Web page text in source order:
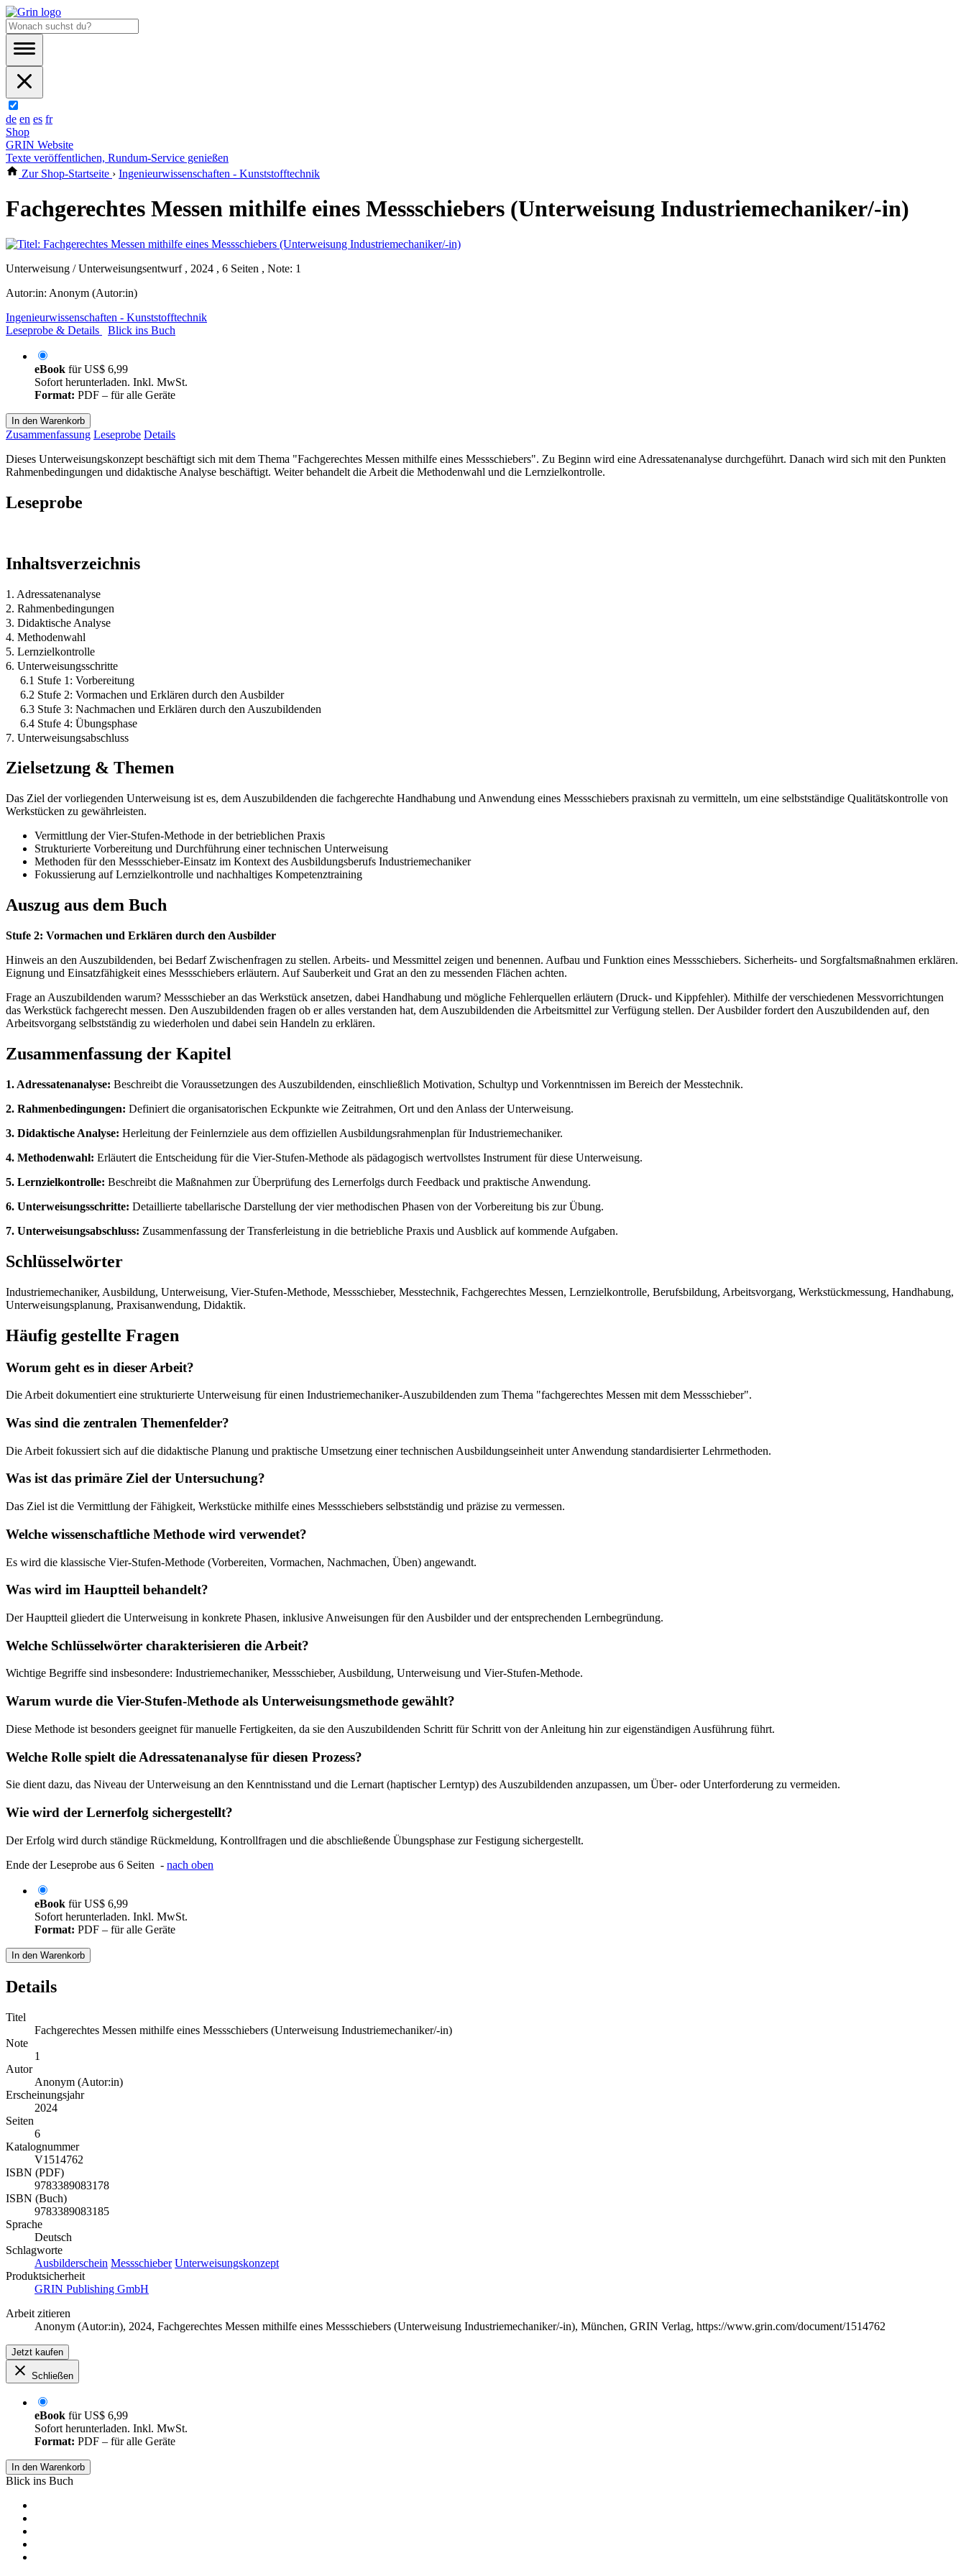
de en es fr
Shop
GRIN Website
Texte veröffentlichen, Rundum-Service genießen
Zur Shop-Startseite › Ingenieurwissenschaften - Kunststofftechnik
Fachgerechtes Messen mithilfe eines Messschiebers (Unterweisung Industriemechaniker/-in)
Unterweisung / Unterweisungsentwurf , 2024 , 6 Seiten , Note: 1
Autor:in: Anonym (Autor:in)
Ingenieurwissenschaften - Kunststofftechnik
Leseprobe & Details
Blick ins Buch
eBook fürUS$ 6,99
Sofort herunterladen. Inkl. MwSt.
Format: PDF – für alle Geräte
In den Warenkorb
Zusammenfassung Leseprobe Details
Dieses Unterweisungskonzept beschäftigt sich mit dem Thema "Fachgerechtes Messen mithilfe eines Messschiebers". Zu Beginn wird eine Adressatenanalyse durchgeführt. Danach wird sich mit den Punkten
Rahmenbedingungen und didaktische Analyse beschäftigt. Weiter behandelt die Arbeit die Methodenwahl und die Lernzielkontrolle.
Leseprobe
Inhaltsverzeichnis
1. Adressatenanalyse
2. Rahmenbedingungen
3. Didaktische Analyse
4. Methodenwahl
5. Lernzielkontrolle
6. Unterweisungsschritte
6.1 Stufe 1: Vorbereitung
6.2 Stufe 2: Vormachen und Erklären durch den Ausbilder
6.3 Stufe 3: Nachmachen und Erklären durch den Auszubildenden
6.4 Stufe 4: Übungsphase
7. Unterweisungsabschluss
Zielsetzung & Themen
Das Ziel der vorliegenden Unterweisung ist es, dem Auszubildenden die fachgerechte Handhabung und Anwendung eines Messschiebers praxisnah zu vermitteln, um eine selbstständige Qualitätskontrolle von
Werkstücken zu gewährleisten.
Vermittlung der Vier-Stufen-Methode in der betrieblichen Praxis
Strukturierte Vorbereitung und Durchführung einer technischen Unterweisung
Methoden für den Messschieber-Einsatz im Kontext des Ausbildungsberufs Industriemechaniker
Fokussierung auf Lernzielkontrolle und nachhaltiges Kompetenztraining
Auszug aus dem Buch
Stufe 2: Vormachen und Erklären durch den Ausbilder
Hinweis an den Auszubildenden, bei Bedarf Zwischenfragen zu stellen. Arbeits- und Messmittel zeigen und benennen. Aufbau und Funktion eines Messschiebers. Sicherheits- und Sorgfaltsmaßnahmen erklären.
Eignung und Einsatzfähigkeit eines Messschiebers erläutern. Auf Sauberkeit und Grat an den zu messenden Flächen achten.
Frage an Auszubildenden warum? Messschieber an das Werkstück ansetzen, dabei Handhabung und mögliche Fehlerquellen erläutern (Druck- und Kippfehler). Mithilfe der verschiedenen Messvorrichtungen
das Werkstück fachgerecht messen. Den Auszubildenden fragen ob er alles verstanden hat, dem Auszubildenden die Arbeitsmittel zur Verfügung stellen. Der Ausbilder fordert den Auszubildenden auf, den
Arbeitsvorgang selbstständig zu wiederholen und dabei sein Handeln zu erklären.
Zusammenfassung der Kapitel
1. Adressatenanalyse: Beschreibt die Voraussetzungen des Auszubildenden, einschließlich Motivation, Schultyp und Vorkenntnissen im Bereich der Messtechnik.
2. Rahmenbedingungen: Definiert die organisatorischen Eckpunkte wie Zeitrahmen, Ort und den Anlass der Unterweisung.
3. Didaktische Analyse: Herleitung der Feinlernziele aus dem offiziellen Ausbildungsrahmenplan für Industriemechaniker.
4. Methodenwahl: Erläutert die Entscheidung für die Vier-Stufen-Methode als pädagogisch wertvollstes Instrument für diese Unterweisung.
5. Lernzielkontrolle: Beschreibt die Maßnahmen zur Überprüfung des Lernerfolgs durch Feedback und praktische Anwendung.
6. Unterweisungsschritte: Detaillierte tabellarische Darstellung der vier methodischen Phasen von der Vorbereitung bis zur Übung.
7. Unterweisungsabschluss: Zusammenfassung der Transferleistung in die betriebliche Praxis und Ausblick auf kommende Aufgaben.
Schlüsselwörter
Industriemechaniker, Ausbildung, Unterweisung, Vier-Stufen-Methode, Messschieber, Messtechnik, Fachgerechtes Messen, Lernzielkontrolle, Berufsbildung, Arbeitsvorgang, Werkstückmessung, Handhabung,
Unterweisungsplanung, Praxisanwendung, Didaktik.
Häufig gestellte Fragen
Worum geht es in dieser Arbeit?
Die Arbeit dokumentiert eine strukturierte Unterweisung für einen Industriemechaniker-Auszubildenden zum Thema "fachgerechtes Messen mit dem Messschieber".
Was sind die zentralen Themenfelder?
Die Arbeit fokussiert sich auf die didaktische Planung und praktische Umsetzung einer technischen Ausbildungseinheit unter Anwendung standardisierter Lehrmethoden.
Was ist das primäre Ziel der Untersuchung?
Das Ziel ist die Vermittlung der Fähigkeit, Werkstücke mithilfe eines Messschiebers selbstständig und präzise zu vermessen.
Welche wissenschaftliche Methode wird verwendet?
Es wird die klassische Vier-Stufen-Methode (Vorbereiten, Vormachen, Nachmachen, Üben) angewandt.
Was wird im Hauptteil behandelt?
Der Hauptteil gliedert die Unterweisung in konkrete Phasen, inklusive Anweisungen für den Ausbilder und der entsprechenden Lernbegründung.
Welche Schlüsselwörter charakterisieren die Arbeit?
Wichtige Begriffe sind insbesondere: Industriemechaniker, Messschieber, Ausbildung, Unterweisung und Vier-Stufen-Methode.
Warum wurde die Vier-Stufen-Methode als Unterweisungsmethode gewählt?
Diese Methode ist besonders geeignet für manuelle Fertigkeiten, da sie den Auszubildenden Schritt für Schritt von der Anleitung hin zur eigenständigen Ausführung führt.
Welche Rolle spielt die Adressatenanalyse für diesen Prozess?
Sie dient dazu, das Niveau der Unterweisung an den Kenntnisstand und die Lernart (haptischer Lerntyp) des Auszubildenden anzupassen, um Über- oder Unterforderung zu vermeiden.
Wie wird der Lernerfolg sichergestellt?
Der Erfolg wird durch ständige Rückmeldung, Kontrollfragen und die abschließende Übungsphase zur Festigung sichergestellt.
Ende der Leseprobe aus 6 Seiten - nach oben
eBook fürUS$ 6,99
Sofort herunterladen. Inkl. MwSt.
Format: PDF – für alle Geräte
In den Warenkorb
Details
Titel
Fachgerechtes Messen mithilfe eines Messschiebers (Unterweisung Industriemechaniker/-in)
Note
1
Autor
Anonym (Autor:in)
Erscheinungsjahr
2024
Seiten
6
Katalognummer
V1514762
ISBN (PDF)
9783389083178
ISBN (Buch)
9783389083185
Sprache
Deutsch
Schlagworte
Ausbilderschein Messschieber Unterweisungskonzept
Produktsicherheit
GRIN Publishing GmbH
Arbeit zitieren
Anonym (Autor:in), 2024, Fachgerechtes Messen mithilfe eines Messschiebers (Unterweisung Industriemechaniker/-in), München, GRIN Verlag, https://www.grin.com/document/1514762
Jetzt kaufen
Schließen
eBook fürUS$ 6,99
Sofort herunterladen. Inkl. MwSt.
Format: PDF – für alle Geräte
In den Warenkorb
Blick ins Buch